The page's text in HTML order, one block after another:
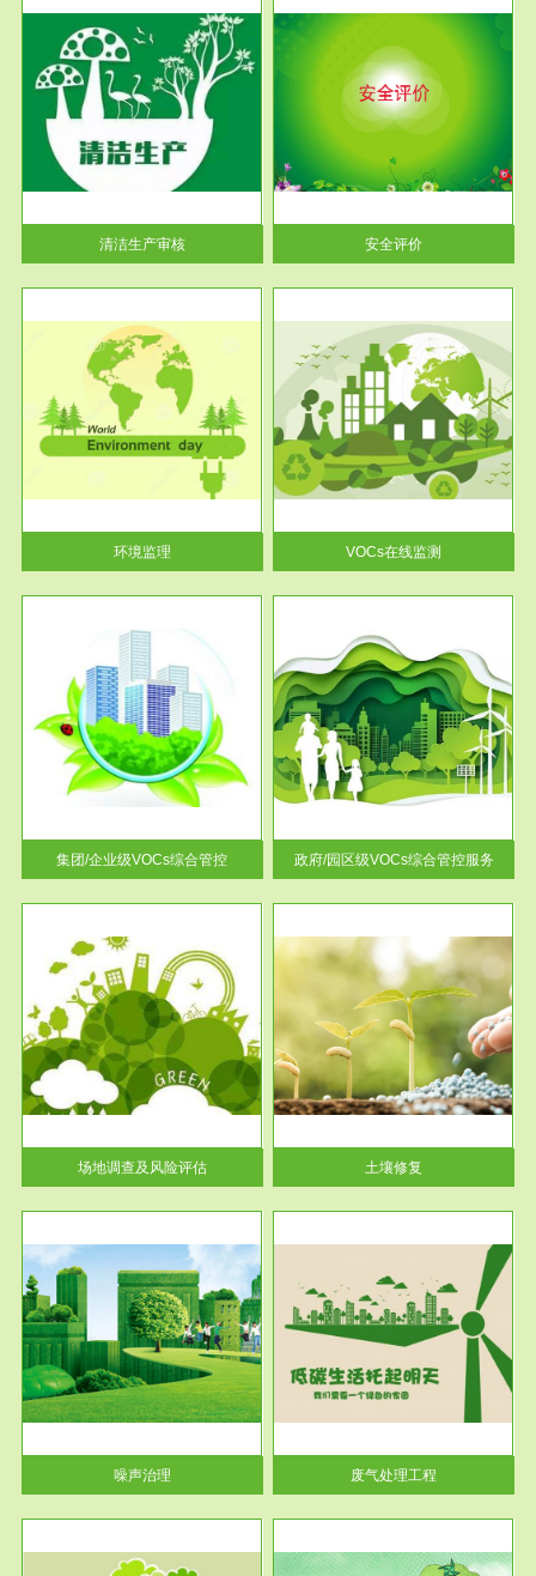
清洁生产审核
服务范围
安全评价
安全评价安全评价目的是查找、
分析和预测工程、系统、生产经
营活...
安全评价
环境监理
服务范围
VOCs在线监测
根据《重点区域大气污染防
治“十二五”规划》有机废气净化
率达...
VOCs在线监测
集团/企业级VOCs综合管控
服务范围
政府/园区级VOCs综合管控服务
根据《石化行业挥发性有机物综
合整治方案》文件要求，到2017
年，全...
政府/园区级VOCs综合管控服务
场地调查及风险评估
服务范围
土壤修复
土壤修复
噪声治理
服务范围
废气处理工程
废气处理工程